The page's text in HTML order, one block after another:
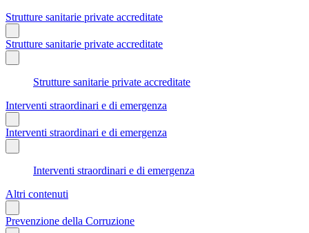
Strutture sanitarie private accreditate
Strutture sanitarie private accreditate
Strutture sanitarie private accreditate
Interventi straordinari e di emergenza
Interventi straordinari e di emergenza
Interventi straordinari e di emergenza
Altri contenuti
Prevenzione della Corruzione